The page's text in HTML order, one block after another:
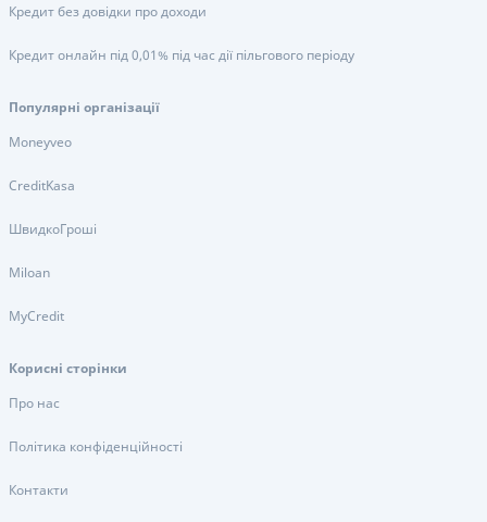
Кредит без довідки про доходи
Кредит онлайн під 0,01% під час дії пільгового періоду
Популярні організації
Moneyveo
CreditKasa
ШвидкоГроші
Miloan
MyCredit
Корисні сторінки
Про нас
Політика конфіденційності
Контакти